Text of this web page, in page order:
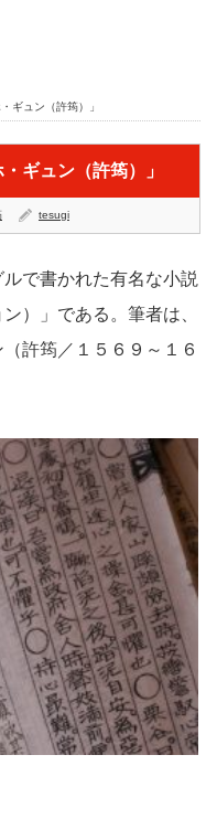
ギュン（許筠）」
ギュン（許筠）」
tesugi
で書かれた有名な小説
）」である。筆者は、
許筠／１５６９～１６